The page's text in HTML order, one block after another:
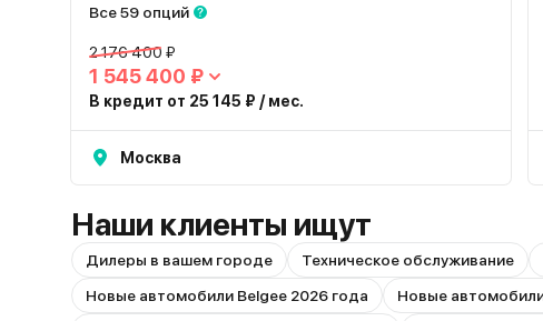
Все 59 опций
2 176 400 ₽
1 545 400 ₽
В кредит от 25 145 ₽ / мес.
Москва
Наши клиенты ищут
Дилеры в вашем городе Техническое обслуживание
Новые автомобили Belgee 2026 года